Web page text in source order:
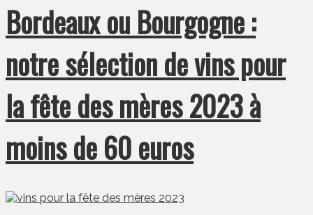
Bordeaux ou Bourgogne :
notre sélection de vins pour
la fête des mères 2023 à
moins de 60 euros